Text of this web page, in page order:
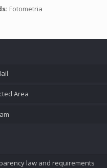
Fotometria
Area
law and requirements